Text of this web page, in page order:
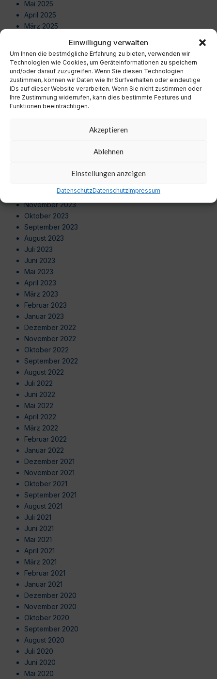
Einwilligung verwalten
Um Ihnen die bestmögliche Erfahrung zu bieten, verwenden wir
Technologien wie Cookies, um Geräteinformationen zu speichern
und/oder darauf zuzugreifen. Wenn Sie diesen Technologien
zustimmen, können wir Daten wie Ihr Surfverhalten oder eindeutige
IDs auf dieser Website verarbeiten. Wenn Sie nicht zustimmen oder
Ihre Zustimmung widerrufen, kann dies bestimmte Features und
Funktionen beeinträchtigen.
Akzeptieren
Ablehnen
Einstellungen anzeigen
DatenschutzDatenschutzImpressum
Mai 2025
April 2025
März 2025
Dezember 2024
November 2024
Oktober 2024
September 2024
August 2024
Dezember 2023
November 2023
Oktober 2023
September 2023
August 2023
Juli 2023
Juni 2023
Mai 2023
April 2023
März 2023
Februar 2023
Januar 2023
Dezember 2022
November 2022
Oktober 2022
September 2022
August 2022
Juli 2022
Juni 2022
Mai 2022
April 2022
März 2022
Februar 2022
Januar 2022
Dezember 2021
November 2021
Oktober 2021
September 2021
August 2021
Juli 2021
Juni 2021
Mai 2021
April 2021
März 2021
Februar 2021
Januar 2021
Dezember 2020
November 2020
Oktober 2020
September 2020
August 2020
Juli 2020
Juni 2020
Mai 2020